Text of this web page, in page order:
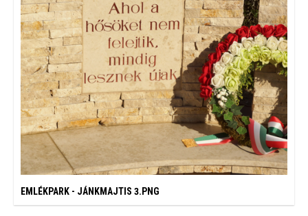
EMLÉKPARK - JÁNKMAJTIS 3.PNG